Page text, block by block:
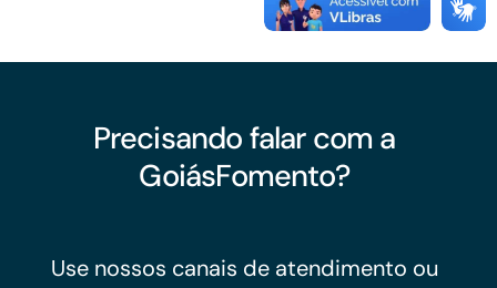
Precisando falar com a
GoiásFomento?
Use nossos canais de atendimento ou